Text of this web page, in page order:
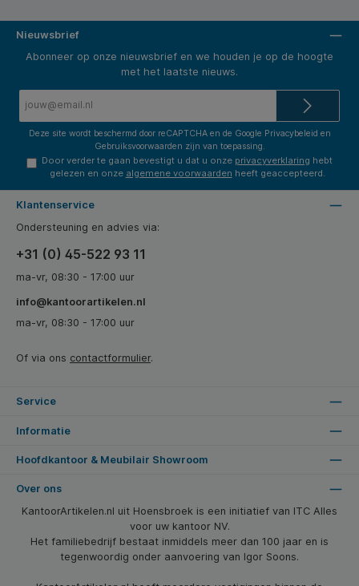
Nieuwsbrief
Abonneer op onze nieuwsbrief en we houden je op de hoogte
met het laatste nieuws.
Deze site wordt beschermd door reCAPTCHA en de Google Privacybeleid en
Gebruiksvoorwaarden zijn van toepassing.
Door verder te gaan bevestigt u dat u onze privacyverklaring hebt
gelezen en onze algemene voorwaarden heeft geaccepteerd.
Klantenservice
Ondersteuning en advies via:
+31 (0) 45-522 93 11
ma-vr, 08:30 - 17:00 uur
info@kantoorartikelen.nl
ma-vr, 08:30 - 17:00 uur
Of via ons contactformulier.
Service
Informatie
Hoofdkantoor & Meubilair Showroom
Over ons
KantoorArtikelen.nl uit Hoensbroek is een initiatief van ITC Alles
voor uw kantoor NV.
Het familiebedrijf bestaat inmiddels meer dan 100 jaar en is
tegenwoordig onder aanvoering van Igor Soons.